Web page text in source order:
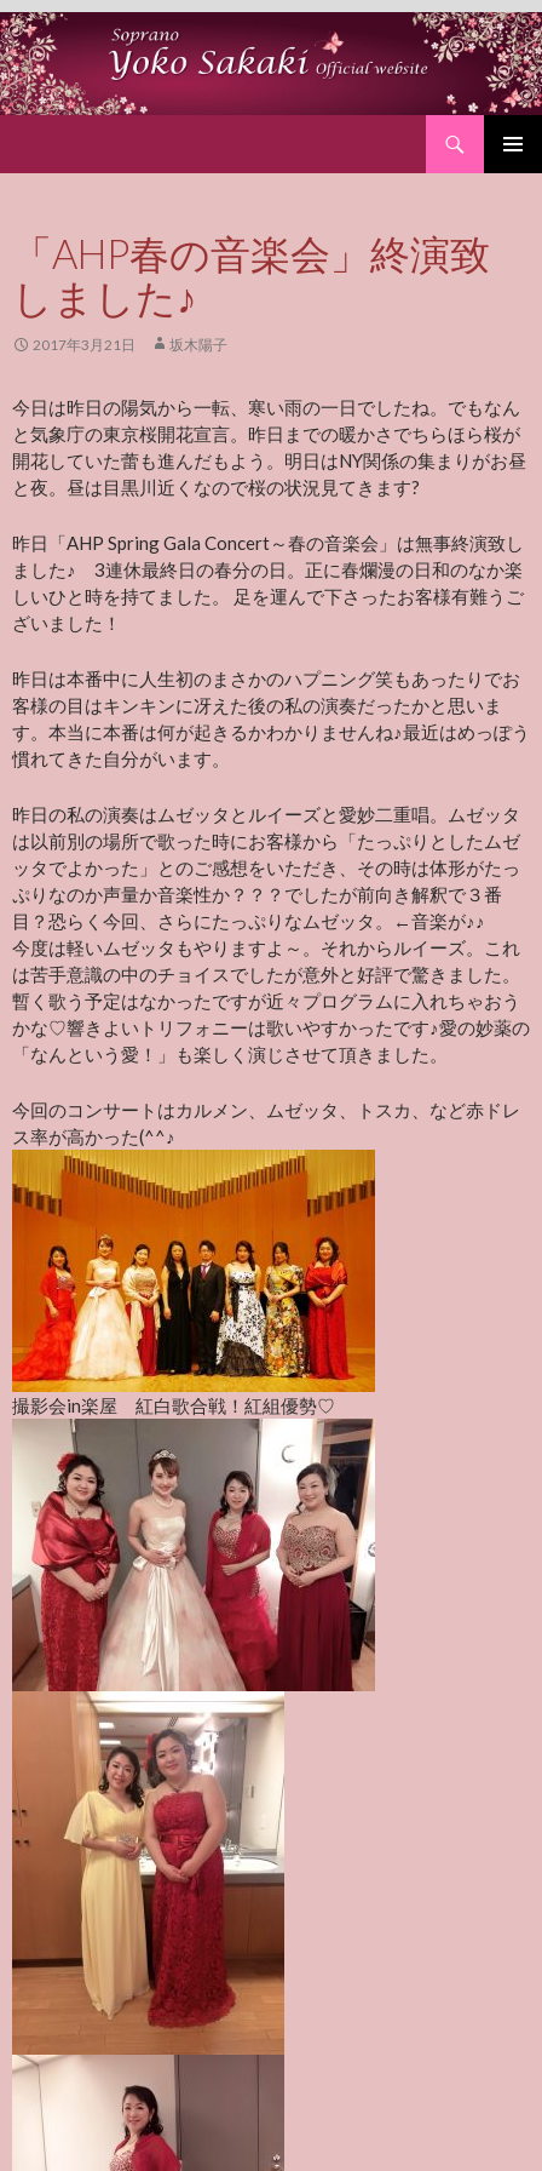
「AHP春の音楽会」終演致
しました♪
2017年3月21日 坂木陽子
今日は昨日の陽気から一転、寒い雨の一日でしたね。でもなん
と気象庁の東京桜開花宣言。昨日までの暖かさでちらほら桜が
開花していた蕾も進んだもよう。明日はNY関係の集まりがお昼
と夜。昼は目黒川近くなので桜の状況見てきます?
昨日「AHP Spring Gala Concert～春の音楽会」は無事終演致し
ました♪ 3連休最終日の春分の日。正に春爛漫の日和のなか楽
しいひと時を持てました。 足を運んで下さったお客様有難うご
ざいました！
昨日は本番中に人生初のまさかのハプニング笑もあったりでお
客様の目はキンキンに冴えた後の私の演奏だったかと思いま
す。本当に本番は何が起きるかわかりませんね♪最近はめっぽう
慣れてきた自分がいます。
昨日の私の演奏はムゼッタとルイーズと愛妙二重唱。ムゼッタ
は以前別の場所で歌った時にお客様から「たっぷりとしたムゼ
ッタでよかった」とのご感想をいただき、その時は体形がたっ
ぷりなのか声量か音楽性か？？？でしたが前向き解釈で３番
目？恐らく今回、さらにたっぷりなムゼッタ。←音楽が♪♪
今度は軽いムゼッタもやりますよ～。それからルイーズ。これ
は苦手意識の中のチョイスでしたが意外と好評で驚きました。
暫く歌う予定はなかったですが近々プログラムに入れちゃおう
かな♡響きよいトリフォニーは歌いやすかったです♪愛の妙薬の
「なんという愛！」も楽しく演じさせて頂きました。
今回のコンサートはカルメン、ムゼッタ、トスカ、など赤ドレ
ス率が高かった(^^♪
撮影会in楽屋 紅白歌合戦！紅組優勢♡